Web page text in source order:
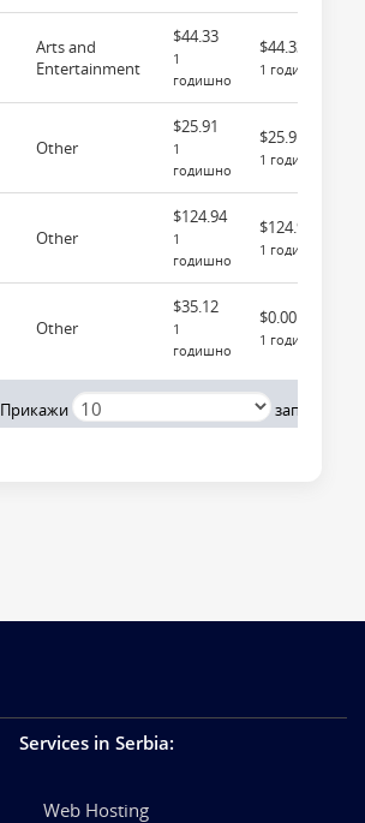
Arts and
Entertainment
$44.33
1
годишно
$44.33
1 годишно
Other
$25.91
1
годишно
$25.91
1 годишно
Other
$124.94
1
годишно
$124.94
1 годишно
Other
$35.12
1
годишно
$0.00
1 годишно
Прикажи записи
Services in Serbia:
Web Hosting